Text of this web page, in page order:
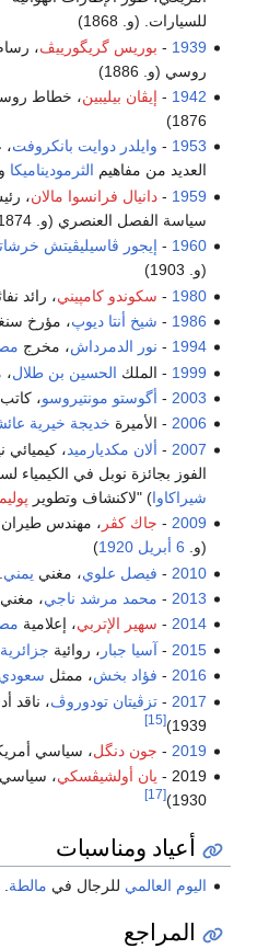
للسيارات. (و. 1868)
1939
- بوريس گريگورييڤ،
روسي (و. 1886)
1942
- إيڤان بيليبين، خطاط
1876)
1953
- وايلدر دوايت بانكروفت،
العديد من مفاهيم الثرموديناميكا
1959
-دانيال فرانسوا مالان،
سياسة الفصل العنصري (و. 1874)
1960
- إيجور ڤاسيليڤيتش
(و. 1903)
1980
- سكوندو كامپيني، رائد
1986
- شيخ أنتا ديوپ، مؤرخ
1994
- نور الدمرداش، مخرج
1999 - الملك الحسين بن طلال،
2003
- أگوستو مونتيروسو،
2006 - الأميرة خديجة خيرية
2007
- ألان مكديارميد،
الفوز بجائزة نوبل في الكيمياء لسنة
شيراكاوا) "لاكنشاف وتطوير
2009
- جاك كڤر ، مهندس
(و. 6 أبريل 1920
)
2010
- فيصل علوي، مغني يمني
2013
- محمد مرشد ناجي، مغني
2014
- سهير الإتربي، إعلامية
2015
- آسيا جبار ، روائية جزائرية
2016
- فؤاد بخش، ممثل سعودي
2017
-تزڤيتان تودوروڤ، ناقد
1939)
[15]
2019
- جون دنگل، سياسي أمريكي
2019 - يان أولشيڤسكي، سياسي
1930)
[17]
أعياد ومناسبات
اليوم العالمي للرجال في مالطة
المراجع